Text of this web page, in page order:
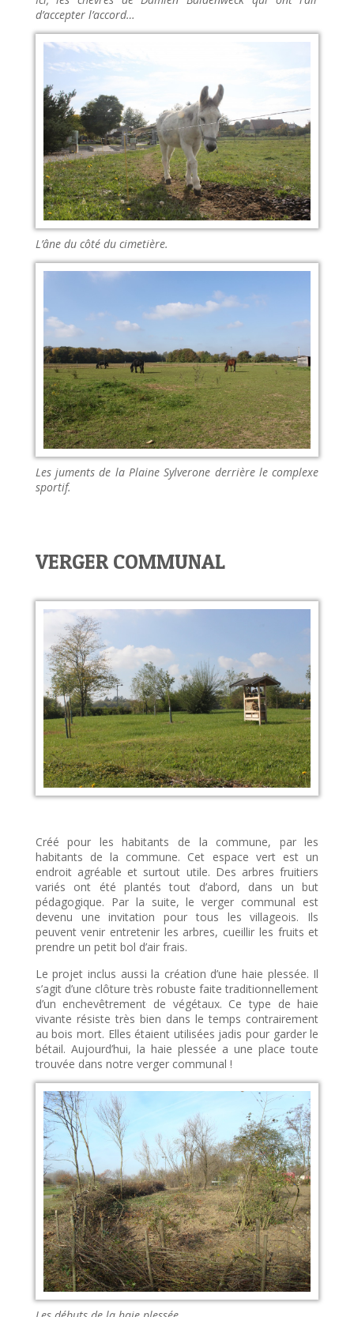
d’accepter l’accord…
L’âne du côté du cimetière.
Les juments de la Plaine Sylverone derrière le complexe
sportif.
VERGER COMMUNAL
Créé pour les habitants de la commune, par les
habitants de la commune. Cet espace vert est un
endroit agréable et surtout utile. Des arbres fruitiers
variés ont été plantés tout d’abord, dans un but
pédagogique. Par la suite, le verger communal est
devenu une invitation pour tous les villageois. Ils
peuvent venir entretenir les arbres, cueillir les fruits et
prendre un petit bol d’air frais.
Le projet inclus aussi la création d’une haie plessée. Il
s’agit d’une clôture très robuste faite traditionnellement
d’un enchevêtrement de végétaux. Ce type de haie
vivante résiste très bien dans le temps contrairement
au bois mort. Elles étaient utilisées jadis pour garder le
bétail. Aujourd’hui, la haie plessée a une place toute
trouvée dans notre verger communal !